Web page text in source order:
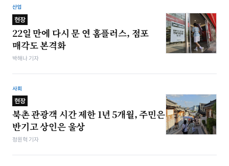
산업
현장
22일 만에 다시 문 연 홈플러스, 점포
매각도 본격화
박해나 기자
사회
현장
북촌 관광객 시간 제한 1년 5개월, 주민은
반기고 상인은 울상
정원혁 기자